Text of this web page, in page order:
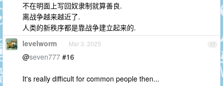
不在明面上写回奴隶制就算善良.
离战争越来越近了.
人类的新秩序都是靠战争建立起来的.
17
levelworm Mar 3, 2025
@seven777 #16
It's really difficult for common people then...